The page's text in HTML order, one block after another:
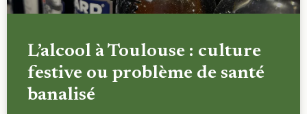
L’alcool à Toulouse : culture
festive ou problème de santé
banalisé